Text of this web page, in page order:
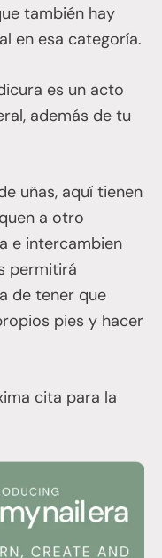
también hay
en esa categoría.
es un acto
además de tu
uñas, aquí tienen
a otro
e intercambien
permitirá
de tener que
pies y hacer
cita para la